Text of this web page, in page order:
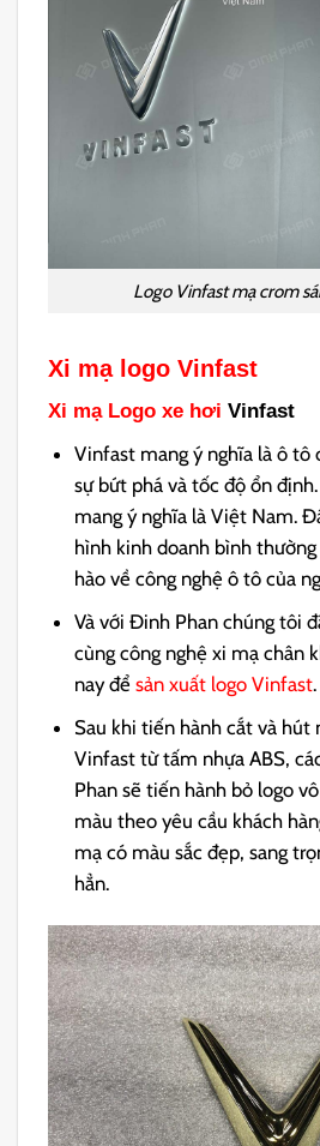
Logo Vinfast mạ crom
Xi mạ logo Vinfast
Xi mạ Logo xe hơi Vinfast
Vinfast mang ý nghĩa là ô tô
sự bứt phá và tốc độ ổn
mang ý nghĩa là Việt Nam.
hình kinh doanh bình
hào về công nghệ ô tô của
Và với Đinh Phan chúng tôi
cùng công nghệ xi mạ chân
nay đểsản xuất logo Vinfast.
Sau khi tiến hành cắt và hút
Vinfast từ tấm nhựa ABS,
Phan sẽ tiến hành bỏ logo
màu theo yêu cầu khách
mạ có màu sắc đẹp, sang
hẳn.